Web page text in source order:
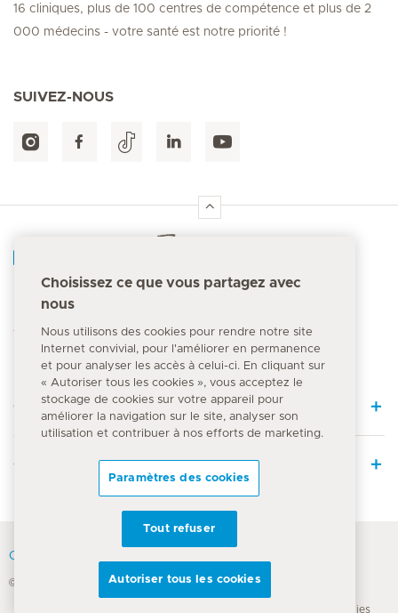
16 cliniques, plus de 100 centres de compétence et plus de 2
000 médecins - votre santé est notre priorité !
SUIVEZ-NOUS
Numéro d'urgence
144
Quick Links
Offre médicale
Contact
© Groupe Hirslanden 2026 Déclaration de confidentialité
Directive sur les cookies
Choisissez ce que vous partagez avec
nous
Nous utilisons des cookies pour rendre notre site
Internet convivial, pour l'améliorer en permanence
et pour analyser les accès à celui-ci. En cliquant sur
« Autoriser tous les cookies », vous acceptez le
stockage de cookies sur votre appareil pour
améliorer la navigation sur le site, analyser son
utilisation et contribuer à nos efforts de marketing.
Paramètres des cookies
Tout refuser
Autoriser tous les cookies